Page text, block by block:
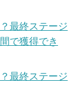
最終ステージ
で獲得でき
最終ステージ